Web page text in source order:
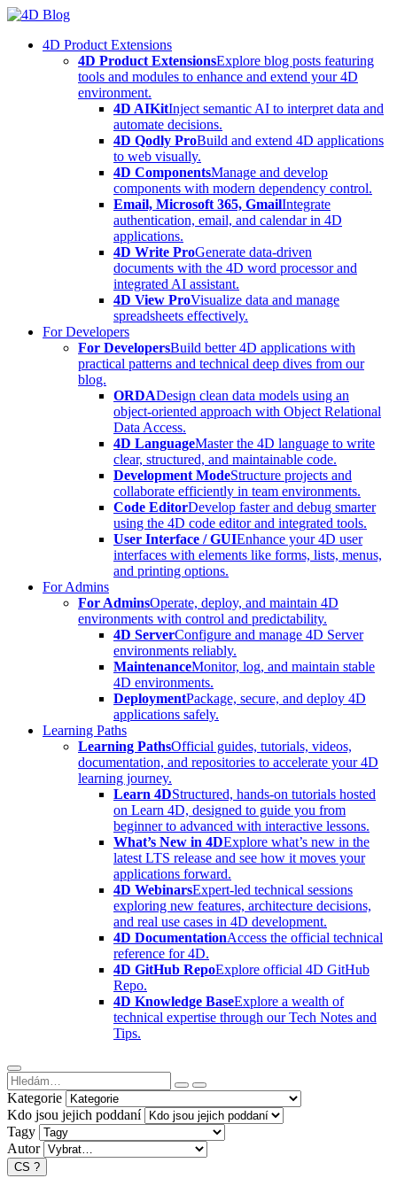
Skip
content4D Product Extensions
4D Product ExtensionsExplore blog posts featuring
tools and modules to enhance and extend your 4D
environment.
4D AIKitInject semantic AI to interpret data and
automate decisions.
4D Qodly ProBuild and extend 4D applications
to web visually.
4D ComponentsManage and develop
components with modern dependency control.
Email, Microsoft 365, GmailIntegrate
authentication, email, and calendar in 4D
applications.
4D Write ProGenerate data-driven
documents with the 4D word processor and
integrated AI assistant.
4D View ProVisualize data and manage
spreadsheets effectively.
For Developers
For DevelopersBuild better 4D applications with
practical patterns and technical deep dives from our
blog.
ORDADesign clean data models using an
object-oriented approach with Object Relational
Data Access.
4D LanguageMaster the 4D language to write
clear, structured, and maintainable code.
Development ModeStructure projects and
collaborate efficiently in team environments.
Code EditorDevelop faster and debug smarter
using the 4D code editor and integrated tools.
User Interface / GUIEnhance your 4D user
interfaces with elements like forms, lists, menus,
and printing options.
For Admins
For AdminsOperate, deploy, and maintain 4D
environments with control and predictability.
4D ServerConfigure and manage 4D Server
environments reliably.
MaintenanceMonitor, log, and maintain stable
4D environments.
DeploymentPackage, secure, and deploy 4D
applications safely.
Learning Paths
Learning PathsOfficial guides, tutorials, videos,
documentation, and repositories to accelerate your 4D
learning journey.
Learn 4DStructured, hands-on tutorials hosted
on Learn 4D, designed to guide you from
beginner to advanced with interactive lessons.
What’s New in 4DExplore what’s new in the
latest LTS release and see how it moves your
applications forward.
4D WebinarsExpert-led technical sessions
exploring new features, architecture decisions,
and real use cases in 4D development.
4D DocumentationAccess the official technical
reference for 4D.
4D GitHub RepoExplore official 4D GitHub
Repo.
4D Knowledge BaseExplore a wealth of
technical expertise through our Tech Notes and
Tips.
Kategorie
Kdo jsou jejich poddaní
Tagy
Autor
CS ?